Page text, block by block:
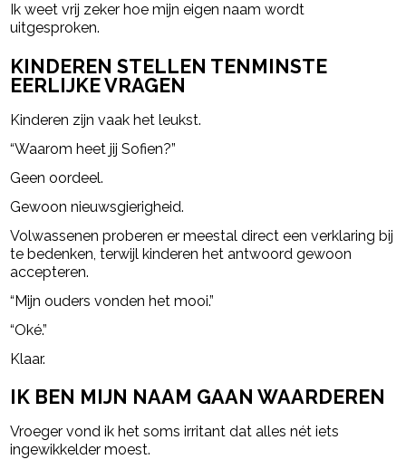
Ik weet vrij zeker hoe mijn eigen naam wordt
uitgesproken.
KINDEREN STELLEN TENMINSTE
EERLIJKE VRAGEN
Kinderen zijn vaak het leukst.
“Waarom heet jij Sofien?”
Geen oordeel.
Gewoon nieuwsgierigheid.
Volwassenen proberen er meestal direct een verklaring bij
te bedenken, terwijl kinderen het antwoord gewoon
accepteren.
“Mijn ouders vonden het mooi.”
“Oké.”
Klaar.
IK BEN MIJN NAAM GAAN WAARDEREN
Vroeger vond ik het soms irritant dat alles nét iets
ingewikkelder moest.